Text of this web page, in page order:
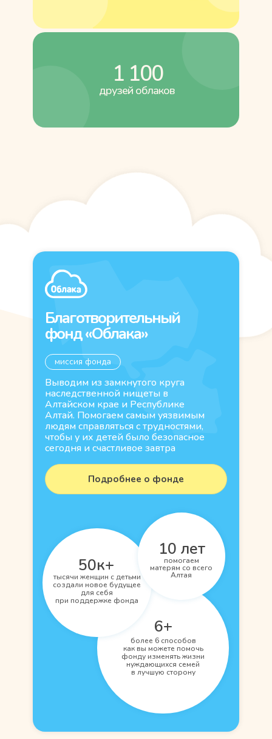
друзей облаков
1 100
миссия фонда
Благотворительный
фонд «Облака»
Выводим из замкнутого круга
наследственной нищеты в
Алтайском крае и Республике
Алтай. Помогаем самым уязвимым
людям справляться с трудностями,
чтобы у их детей было безопасное
сегодня и счастливое завтра
Подробнее о фонде
10 лет
помогаем
матерям со всего
Алтая
50к+
тысячи женщин с детьми
создали новое будущее
для себя
при поддержке фонда
6+
более 6 способов
как вы можете помочь
фонду изменять жизни
нуждающихся семей
в лучшую сторону